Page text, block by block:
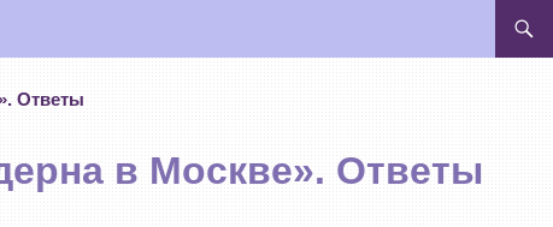
Ответы
в Москве». Ответы